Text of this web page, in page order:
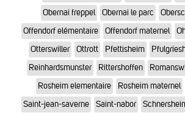
Obernai freppel
Obernai le parc
Offendorf elémentaire
Offendorf maternel
Otterswiller
Ottrott Pfettisheim
Reinhardsmunster
Rittershoffen
Rosheim elementaire
Rosheim maternel
Saint-jean-saverne
Saint-nabor